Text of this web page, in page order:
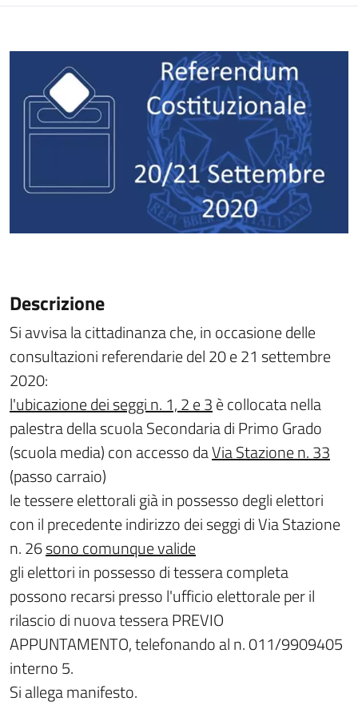
Descrizione
Si avvisa la cittadinanza che, in occasione delle
consultazioni referendarie del 20 e 21 settembre
2020:
l'ubicazione dei seggi n. 1, 2 e 3è collocata nella
palestra della scuola Secondaria di Primo Grado
(scuola media) con accesso daVia Stazione n. 33
(passo carraio)
le tessere elettorali già in possesso degli elettori
con il precedente indirizzo dei seggi di Via Stazione
n. 26sono comunque valide
gli elettori in possesso di tessera completa
possono recarsi presso l'ufficio elettorale per il
rilascio di nuova tessera PREVIO
APPUNTAMENTO, telefonando al n. 011/9909405
interno 5.
Si allega manifesto.